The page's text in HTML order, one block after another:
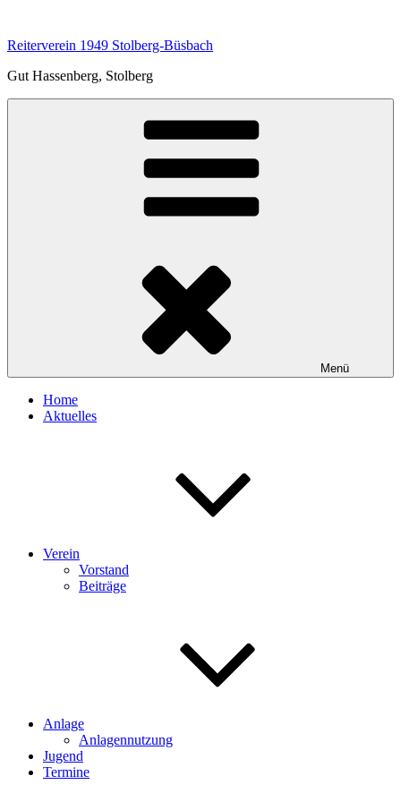
springen
Reiterverein 1949 Stolberg-Büsbach
Gut Hassenberg, Stolberg
Menü
Home
Aktuelles
Verein
Vorstand
Beiträge
Anlage
Anlagennutzung
Jugend
Termine